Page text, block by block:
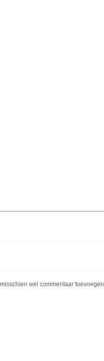
wel commentaar